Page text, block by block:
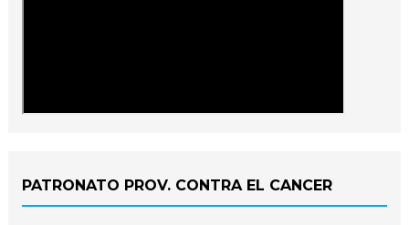
PATRONATO PROV. CONTRA EL CANCER